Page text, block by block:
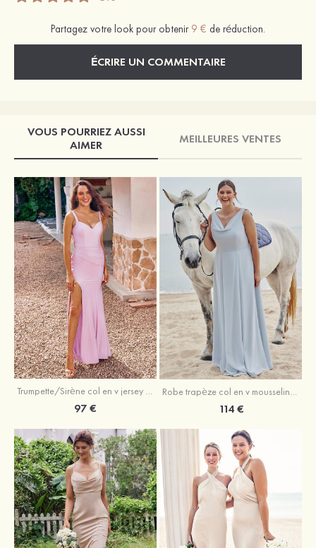
Partagez votre look pour obtenir 9 € de réduction.
ÉCRIRE UN COMMENTAIRE
VOUS POURRIEZ AUSSI
AIMER
MEILLEURES VENTES
Trumpette/Sirène col en v jersey ras du sol robe de demoiselle d'honneur
97 € 114 €